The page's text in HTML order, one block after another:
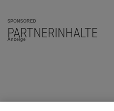
SPONSORED
PARTNERINHALTE
Anzeige